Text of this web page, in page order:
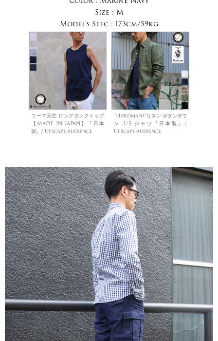
Size : M
Model's Spec : 173cm/59kg
コーマ天竺 ロングタンクトップ
【MADE IN JAPAN】『日本
製』/ Upscape Audience
"Hardmans"リネン ボタンダウ
ン L/S シャツ『日本製』/
Upscape Audience